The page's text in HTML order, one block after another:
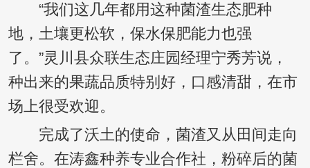
“我们这几年都用这种菌渣生态肥种
地，土壤更松软，保水保肥能力也强
了。”灵川县众联生态庄园经理宁秀芳说，
种出来的果蔬品质特别好，口感清甜，在市
场上很受欢迎。
完成了沃土的使命，菌渣又从田间走向
栏舍。在涛鑫种养专业合作社，粉碎后的菌